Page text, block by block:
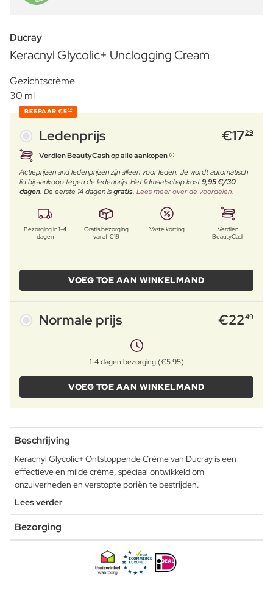
Ducray
Keracnyl Glycolic+ Unclogging Cream
Gezichtscrème
30 ml
BESPAAR €520
Ledenprijs €1729
Verdien BeautyCash op alle aankopen
Actieprijzen and ledenprijzen zijn alleen voor leden. Je wordt automatisch
lid bij aankoop tegen de ledenprijs. Het lidmaatschap kost9,95 €/30
dagen. De eerste 14 dagen isgratis. Lees meer over de voordelen.
Bezorging in 1-4
dagen
Gratis bezorging
vanaf €19
Vaste korting
Verdien
BeautyCash
VOEG TOE AAN WINKELMAND
Normale prijs €2249
1-4 dagen bezorging (€5.95)
VOEG TOE AAN WINKELMAND
Beschrijving
Keracnyl Glycolic+ Ontstoppende Crème van Ducray is een
effectieve en milde crème, speciaal ontwikkeld om
onzuiverheden en verstopte poriën te bestrijden.
Lees verder
Bezorging